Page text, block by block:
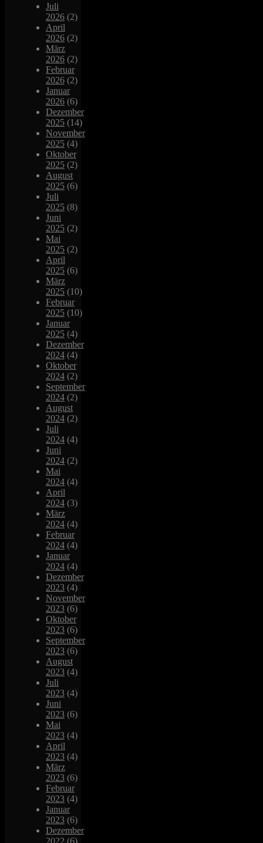
Juli
2026 (2)
April
2026 (2)
März
2026 (2)
Februar
2026 (2)
Januar
2026 (6)
Dezember
2025 (14)
November
2025 (4)
Oktober
2025 (2)
August
2025 (6)
Juli
2025 (8)
Juni
2025 (2)
Mai
2025 (2)
April
2025 (6)
März
2025 (10)
Februar
2025 (10)
Januar
2025 (4)
Dezember
2024 (4)
Oktober
2024 (2)
September
2024 (2)
August
2024 (2)
Juli
2024 (4)
Juni
2024 (2)
Mai
2024 (4)
April
2024 (3)
März
2024 (4)
Februar
2024 (4)
Januar
2024 (4)
Dezember
2023 (4)
November
2023 (6)
Oktober
2023 (6)
September
2023 (6)
August
2023 (4)
Juli
2023 (4)
Juni
2023 (6)
Mai
2023 (4)
April
2023 (4)
März
2023 (6)
Februar
2023 (4)
Januar
2023 (6)
Dezember
2022 (6)